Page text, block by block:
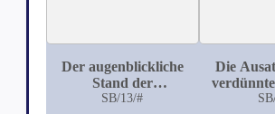
Der augenblickliche
Stand der
hygienischen
SB/13/#
Die